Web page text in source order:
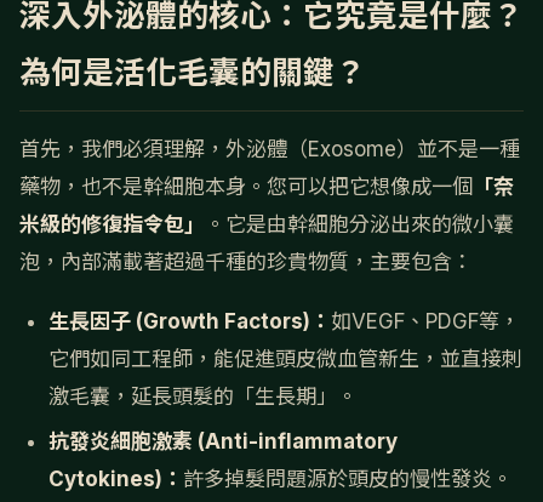
深入外泌體的核心：它究竟是什麼？
為何是活化毛囊的關鍵？
首先，我們必須理解，外泌體（Exosome）並不是一種
藥物，也不是幹細胞本身。您可以把它想像成一個 「奈
米級的修復指令包」
。它是由幹細胞分泌出來的微小囊
泡，內部滿載著超過千種的珍貴物質，主要包含：
生長因子 (Growth Factors)： 如VEGF、PDGF等，
它們如同工程師，能促進頭皮微血管新生，並直接刺
激毛囊，延長頭髮的「生長期」。
抗發炎細胞激素 (Anti-inflammatory
Cytokines)： 許多掉髮問題源於頭皮的慢性發炎。